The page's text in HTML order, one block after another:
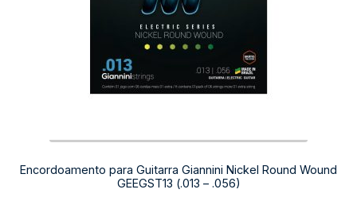
Encordoamento para Guitarra Giannini Nickel Round Wound
GEEGST13 (.013 – .056)